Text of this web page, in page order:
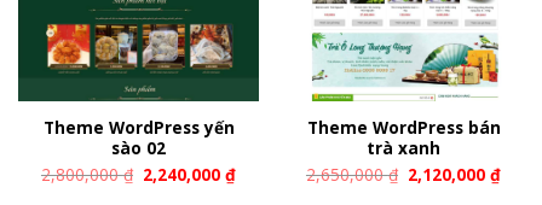
Theme WordPress yến
sào 02
2,800,000₫ 2,240,000₫
Theme WordPress bán
trà xanh
2,650,000₫ 2,120,000₫